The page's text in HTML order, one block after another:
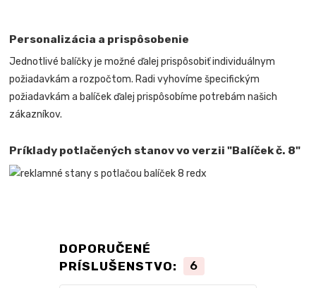
Personalizácia a prispôsobenie
Jednotlivé balíčky je možné ďalej prispôsobiť individuálnym
požiadavkám a rozpočtom. Radi vyhovíme špecifickým
požiadavkám a balíček ďalej prispôsobíme potrebám našich
zákazníkov.
Príklady potlačených stanov vo verzii "Balíček č. 8"
DOPORUČENÉ
PRÍSLUŠENSTVO:
6